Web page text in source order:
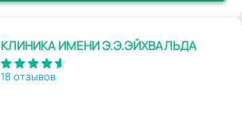
КЛИНИКА ИМЕНИ Э.Э.ЭЙХВАЛЬДА
18 отзывов